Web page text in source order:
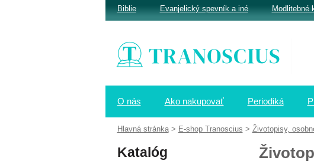
O nás Ako nakupovať Periodiká
Katalóg
Biblie Evanjelický spevník a iné Modlitebné
Hlavná stránka> E-shop Tranoscius > Životopisy,